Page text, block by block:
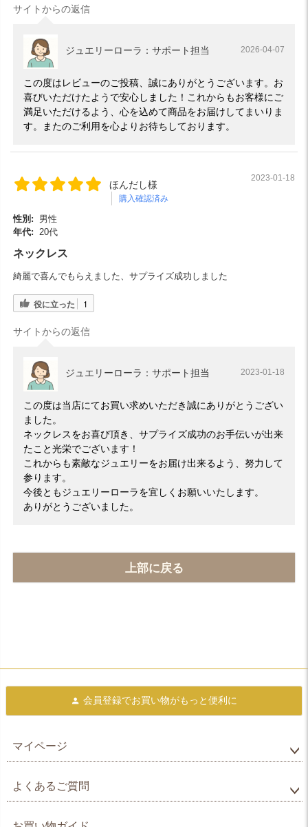
サイトからの返信
ジュエリーローラ：サポート担当 2026-04-07
この度はレビューのご投稿、誠にありがとうございます。お
喜びいただけたようで安心しました！これからもお客様にご
満足いただけるよう、心を込めて商品をお届けしてまいりま
す。またのご利用を心よりお待ちしております。
ほんだし様
購入確認済み
2023-01-18
性別:
男性
年代: 20代
ネックレス
綺麗で喜んでもらえました、サプライズ成功しました
役に立った 1
サイトからの返信
ジュエリーローラ：サポート担当 2023-01-18
この度は当店にてお買い求めいただき誠にありがとうござい
ました。
ネックレスをお喜び頂き、サプライズ成功のお手伝いが出来
たこと光栄でございます！
これからも素敵なジュエリーをお届け出来るよう、努力して
参ります。
今後ともジュエリーローラを宜しくお願いいたします。
ありがとうございました。
上部に戻る
会員登録でお買い物がもっと便利に
マイページ
よくあるご質問